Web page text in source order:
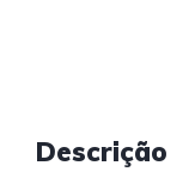
Descrição